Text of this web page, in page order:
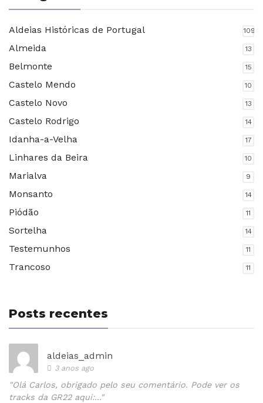
Aldeias Históricas de Portugal 109
Almeida 13
Belmonte 15
Castelo Mendo 10
Castelo Novo 13
Castelo Rodrigo 14
Idanha-a-Velha 17
Linhares da Beira 10
Marialva 9
Monsanto 14
Piódão 11
Sortelha 14
Testemunhos 11
Trancoso 11
Posts recentes
aldeias_admin
3 anos ago
"Olá Carlos, obrigado pelo seu comentário. Pode ver os
tracks da GR22 aqui:..."